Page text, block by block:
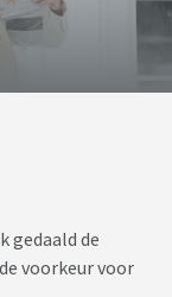
gedaald de
voorkeur voor